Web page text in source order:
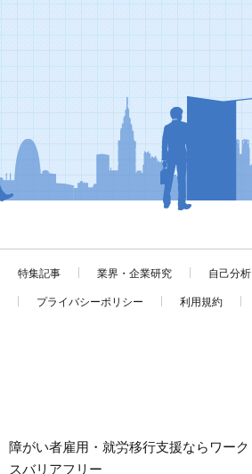
特集記事 業界・企業研究 自己分析
プライバシーポリシー 利用規約
障がい者雇用・就労移行支援ならワーク
スバリアフリー